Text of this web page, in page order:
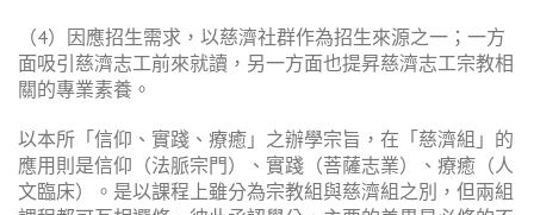
（4）因應招生需求，以慈濟社群作為招生來源之一；一方
面吸引慈濟志工前來就讀，另一方面也提昇慈濟志工宗教相
關的專業素養。
以本所「信仰、實踐、療癒」之辦學宗旨，在「慈濟組」的
應用則是信仰（法脈宗門）、實踐（菩薩志業）、療癒（人
文臨床）。是以課程上雖分為宗教組與慈濟組之別，但兩組